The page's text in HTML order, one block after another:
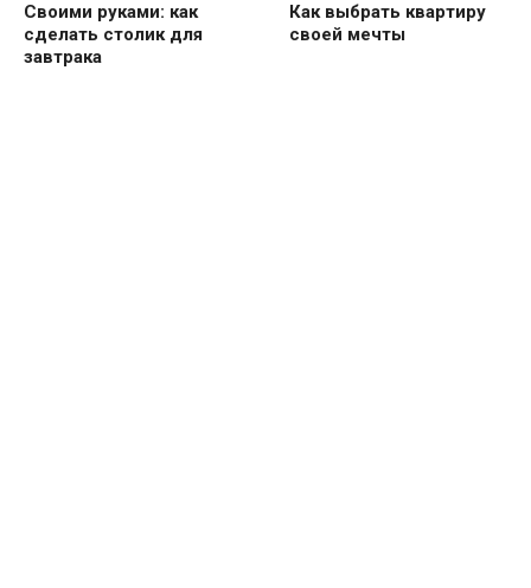
Своими руками: как
сделать столик для
завтрака
Как выбрать квартиру
своей мечты